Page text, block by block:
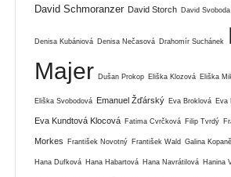
David Schmoranzer David Storch David Svoboda
Denisa Kubániová Denisa Nečasová Drahomír Suchánek
Majer Dušan Prokop Eliška Klozová Eliška
Eliška Svobodová Emanuel Žďárský Eva Broklová Eva
Eva Kundtová Klocová Fatima Cvrčková Filip Tvrdý
Morkes František Novotný František Wald Galina
Hana Dufková Hana Habartová Hana Navrátilová Hanina